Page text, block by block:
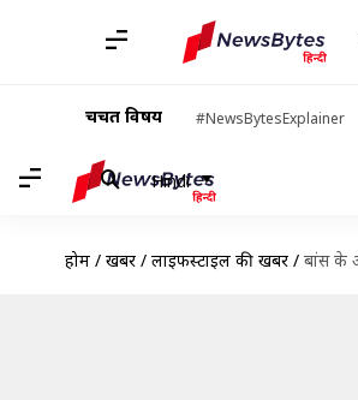
चर्चित विषय #NewsBytesExplainer
Hindi
होम / खबरें / लाइफस्टाइल की खबरें / बांस के